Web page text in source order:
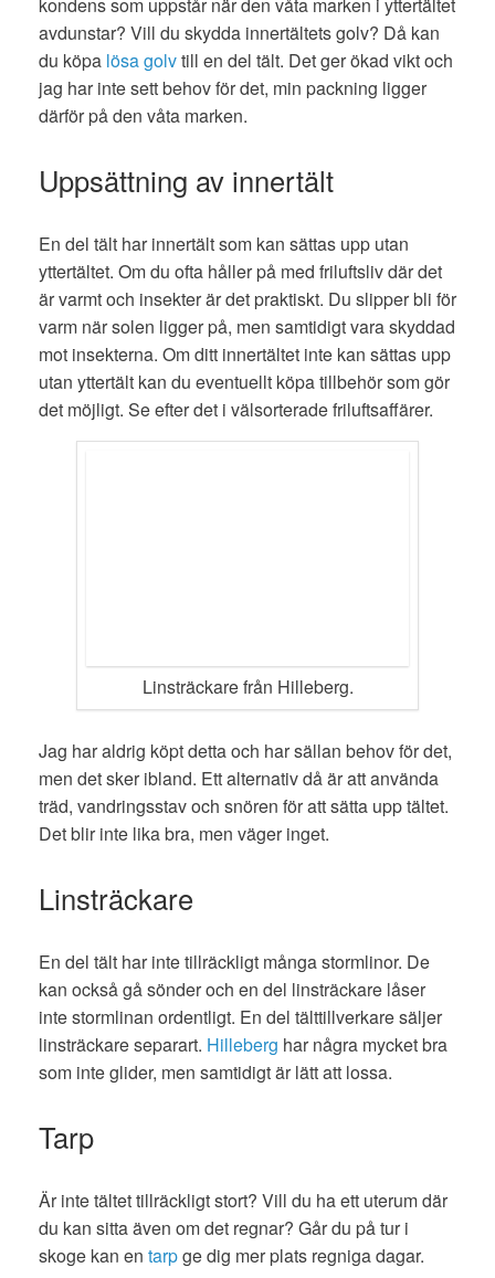
kondens som uppstår när den våta marken i yttertältet
avdunstar? Vill du skydda innertältets golv? Då kan
du köpa lösa golvtill en del tält. Det ger ökad vikt och
jag har inte settbehov för det, min packning ligger
därför på den våta marken.
Uppsättning av innertält
En del tält harinnertält som kan sättas upp utan
yttertältet. Om du ofta håller på med friluftsliv där det
är varmt och insekter är det praktiskt. Du slipperbli för
varm när solen ligger på, men samtidigt vara skyddad
mot insekterna. Om ditt innertältet inte kan sättas upp
utan yttertält kan du eventuellt köpa tillbehör som gör
det möjligt. Se efter det i välsorterade friluftsaffärer.
Linsträckare från Hilleberg.
Jag har aldrig köpt detta och har sällan behov för det,
men det sker ibland. Ett alternativ då är att använda
träd, vandringsstav och snören för att sätta upp tältet.
Det blir inte lika bra, men väger inget.
Linsträckare
En del tält har inte tillräckligt många stormlinor. De
kan också gå sönder och en del linsträckare låser
inte stormlinan ordentligt. En del tälttillverkare säljer
linsträckare separart. Hilleberg har några mycket bra
som inte glider, men samtidigt är lätt att lossa.
Tarp
Är inte tältet tillräckligt stort? Vill du ha ett uterum där
du kan sitta även om det regnar? Går du på tur i
skoge kan en tarpge dig mer plats regniga dagar.